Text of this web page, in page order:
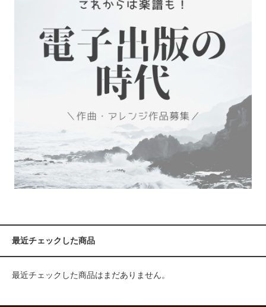
最近チェックした商品
最近チェックした商品はまだありません。